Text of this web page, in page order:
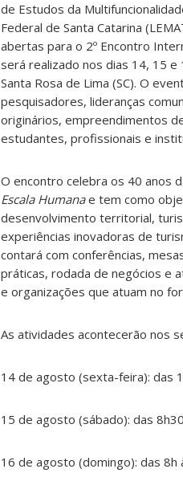
de Estudos da
Federal de Santa Catarina
abertas para o 2º Encontro
será realizado nos dias 14, 15
Santa Rosa de Lima (SC). O
pesquisadores, lideranças
originários, empreendimentos
estudantes, profissionais e
O encontro celebra os 40 anos
Escala Humanae tem como
desenvolvimento territorial,
experiências inovadoras de
contará com conferências,
práticas, rodada de negócios e
e organizações que atuam no
As atividades acontecerão nos
14 de agosto (sexta-feira): das
15 de agosto (sábado): das
16 de agosto (domingo): das 8h